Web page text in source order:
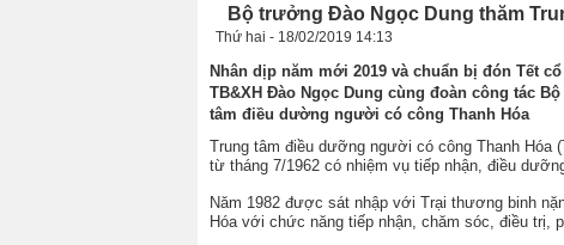
Bộ trưởng Đào Ngọc Dung thăm
Thứ hai - 18/02/2019 14:13
Nhân dịp năm mới 2019 và chuẩn bị đón Tết
TB&XH Đào Ngọc Dung cùng đoàn công tác
tâm điều dường người có công Thanh Hóa
Trung tâm điều dưỡng người có công Thanh Hóa
từ tháng 7/1962 có nhiệm vụ tiếp nhận, điều
Năm 1982 được sát nhập với Trại thương binh
Hóa với chức năng tiếp nhận, chăm sóc, điều trị,